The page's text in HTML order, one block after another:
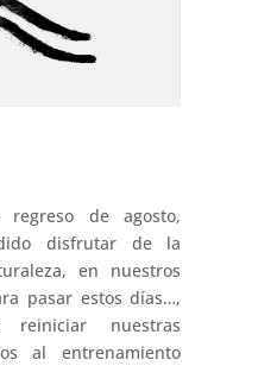
regreso de agosto,
disfrutar de la
en nuestros
pasar estos días…,
reiniciar nuestras
al entrenamiento